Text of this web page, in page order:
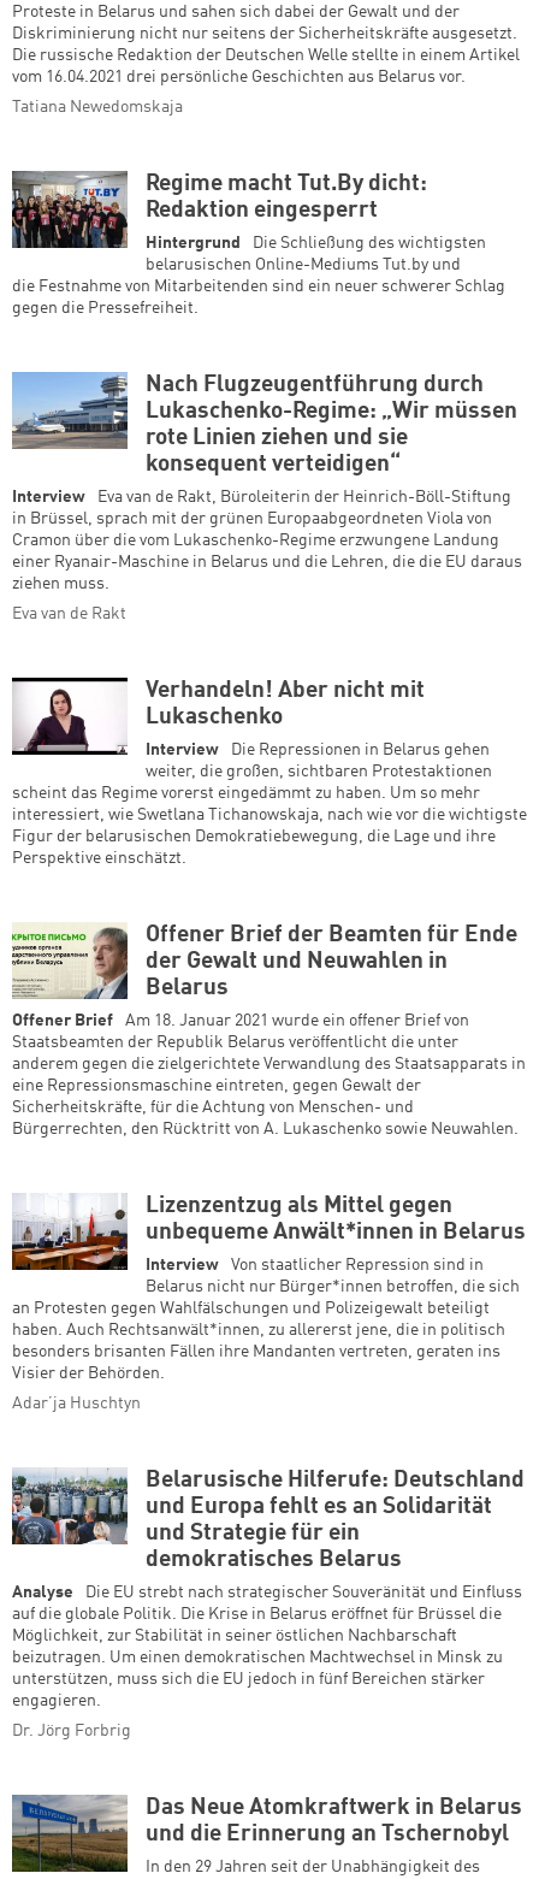
Proteste in Belarus und sahen sich dabei der Gewalt und der
Diskriminierung nicht nur seitens der Sicherheitskräfte ausgesetzt.
Die russische Redaktion der Deutschen Welle stellte in einem Artikel
vom 16.04.2021 drei persönliche Geschichten aus Belarus vor.
Tatiana Newedomskaja
Regime macht Tut.By dicht:
Redaktion eingesperrt
Hintergrund
Die Schließung des wichtigsten
belarusischen Online-Mediums Tut.by und
die Festnahme von Mitarbeitenden sind ein neuer schwerer Schlag
gegen die Pressefreiheit.
Nach Flugzeugentführung durch
Lukaschenko-Regime: „Wir müssen
rote Linien ziehen und sie
konsequent verteidigen“
Interview
Eva van de Rakt, Büroleiterin der Heinrich-Böll-Stiftung
in Brüssel, sprach mit der grünen Europaabgeordneten Viola von
Cramon über die vom Lukaschenko-Regime erzwungene Landung
einer Ryanair-Maschine in Belarus und die Lehren, die die EU daraus
ziehen muss.
Eva van de Rakt
Verhandeln! Aber nicht mit
Lukaschenko
Interview
Die Repressionen in Belarus gehen
weiter, die großen, sichtbaren Protestaktionen
scheint das Regime vorerst eingedämmt zu haben. Um so mehr
interessiert, wie Swetlana Tichanowskaja, nach wie vor die wichtigste
Figur der belarusischen Demokratiebewegung, die Lage und ihre
Perspektive einschätzt.
Offener Brief der Beamten für Ende
der Gewalt und Neuwahlen in
Belarus
Offener Brief
Am 18. Januar 2021 wurde ein offener Brief von
Staatsbeamten der Republik Belarus veröffentlicht die unter
anderem gegen die zielgerichtete Verwandlung des Staatsapparats in
eine Repressionsmaschine eintreten, gegen Gewalt der
Sicherheitskräfte, für die Achtung von Menschen- und
Bürgerrechten, den Rücktritt von A. Lukaschenko sowie Neuwahlen.
Lizenzentzug als Mittel gegen
unbequeme Anwält*innen in Belarus
Interview
Von staatlicher Repression sind in
Belarus nicht nur Bürger*innen betroffen, die sich
an Protesten gegen Wahlfälschungen und Polizeigewalt beteiligt
haben. Auch Rechtsanwält*innen, zu allererst jene, die in politisch
besonders brisanten Fällen ihre Mandanten vertreten, geraten ins
Visier der Behörden.
Adar’ja Huschtyn
Belarusische Hilferufe: Deutschland
und Europa fehlt es an Solidarität
und Strategie für ein
demokratisches Belarus
Analyse
Die EU strebt nach strategischer Souveränität und Einfluss
auf die globale Politik. Die Krise in Belarus eröffnet für Brüssel die
Möglichkeit, zur Stabilität in seiner östlichen Nachbarschaft
beizutragen. Um einen demokratischen Machtwechsel in Minsk zu
unterstützen, muss sich die EU jedoch in fünf Bereichen stärker
engagieren.
Dr. Jörg Forbrig
Das Neue Atomkraftwerk in Belarus
und die Erinnerung an Tschernobyl
In den 29 Jahren seit der Unabhängigkeit des